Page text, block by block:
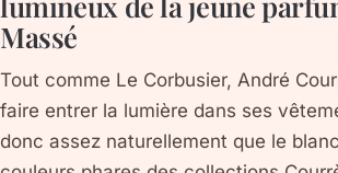
Massé
Tout comme Le Corbusier, André
faire entrer la lumière dans ses
donc assez naturellement que le